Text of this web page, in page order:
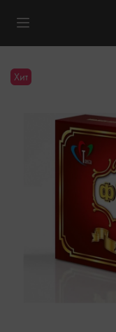
Хит